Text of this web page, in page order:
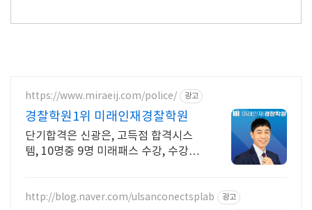
https://www.miraeij.com/police/ 광고
경찰학원1위 미래인재경찰학원
단기합격은 신광은, 고득점 합격시스
템, 10명중 9명 미래패스 수강, 수강료
http://blog.naver.com/ulsanconectsplab 광고